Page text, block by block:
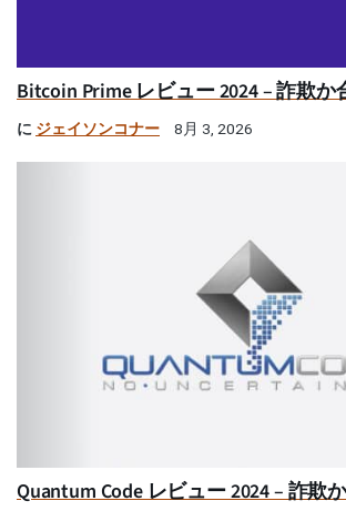
Bitcoin Prime レビュー 2024 – 詐欺か
に ジェイソンコナー 8月 3, 2026
Quantum Code レビュー 2024 – 詐欺